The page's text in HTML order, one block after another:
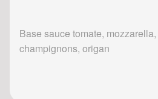
Base sauce tomate,
champignons, origan